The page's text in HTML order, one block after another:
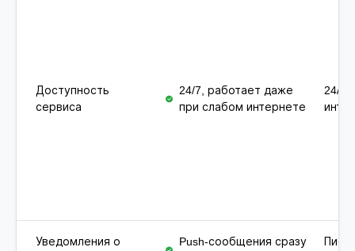
Доступность
сервиса
24/7, работает даже
при слабом интернете
24/7,
Уведомления о
Push-сообщения сразу